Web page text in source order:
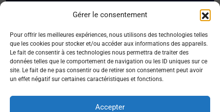
Gérer le consentement
Pour offrir les meilleures expériences, nous utilisons des technologies telles
que les cookies pour stocker et/ou accéder aux informations des appareils.
Le fait de consentir à ces technologies nous permettra de traiter des
données telles que le comportement de navigation ou les ID uniques sur ce
site. Le fait de ne pas consentir ou de retirer son consentement peut avoir
un effet négatif sur certaines caractéristiques et fonctions.
Accepter
vos installations et équipements.
Prendre un rendez-vous